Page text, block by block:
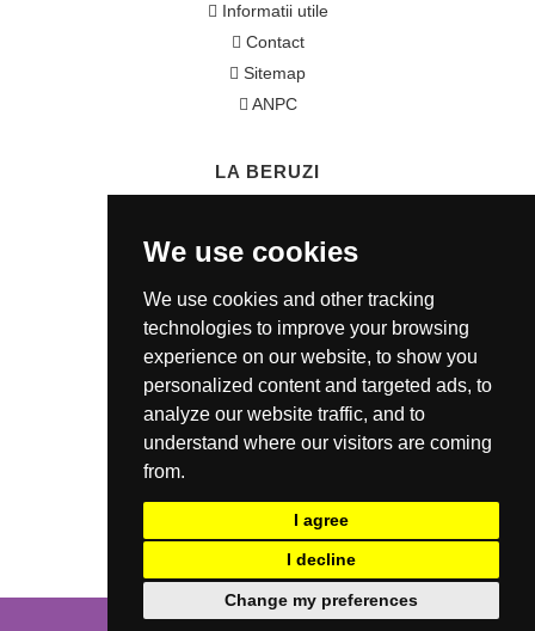
We use cookies
We use cookies and other tracking
technologies to improve your browsing
experience on our website, to show you
personalized content and targeted ads, to
analyze our website traffic, and to
understand where our visitors are coming
from.
I agree
I decline
Change my preferences
Informatii utile
Contact
Sitemap
ANPC
LA BERUZI
Termeni si conditii
Garantie / Politica Retur
Politica de Confidentialitate
Politica de Cookie
ANSPDCP
CONTACT
0721 80 05 68
office@laberuzi.ro
Str. Coltei nr. 6, Sect 3, Bucuresti